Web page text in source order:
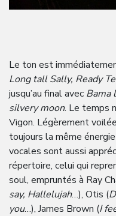
Le ton est
Long tall Sally, Ready
jusqu’au final avec Bama
silvery moon. Le temps
Vigon. Légèrement
toujours la même
vocales sont aussi
répertoire, celui qui
soul, empruntés à Ray
say, Hallelujah…), Otis (
you…), James Brown (I